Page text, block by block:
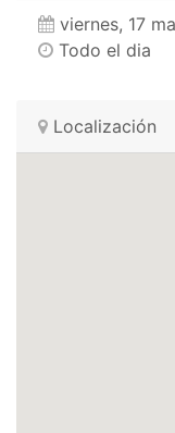
viernes, 17
Todo el dia
Localización